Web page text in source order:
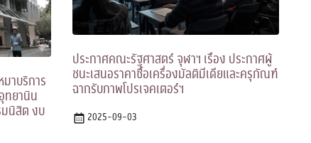
าบริการ
ทยานิน
มนิสิต งบ
ประกาศคณะรัฐศาสตร์ จุฬาฯ เรื่อง ประกาศผู้
ชนะเสนอราคาซื้อเครื่องมัลติมีเดียและครุภัณฑ์
ฉากรับภาพโปรเจคเตอร์ฯ
2025-09-03